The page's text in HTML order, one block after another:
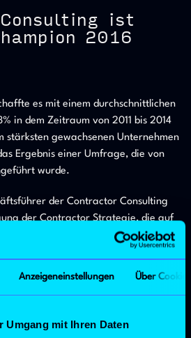
Anzeigeneinstellungen Über Cookies
Umgang mit Ihren Daten
ist
2016
es mit einem durchschnittlichen
in dem Zeitraum von 2011 bis 2014
stärksten gewachsenen Unternehmen
Ergebnis einer Umfrage, die von
wurde.
der Contractor Consulting
der Contractor Strategie, die auf
in der IT-Personalvermittlung
es oft nicht leicht, als weitere
Häufig testen uns die Kunden mit
bei der Suche und dem Finden von